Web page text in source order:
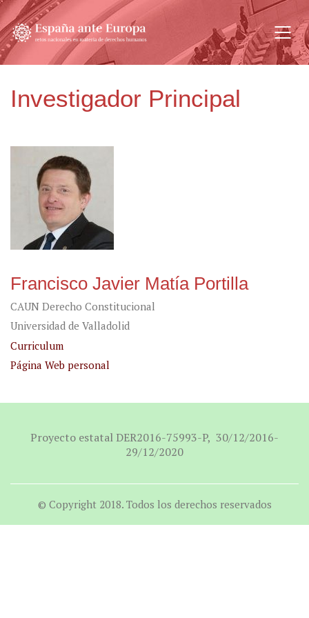
Investigador Principal
Francisco Javier Matía Portilla
CAUN Derecho Constitucional
Universidad de Valladolid
Curriculum
Página Web personal
Proyecto estatal DER2016-75993-P, 30/12/2016-
29/12/2020
© Copyright 2018. Todos los derechos reservados